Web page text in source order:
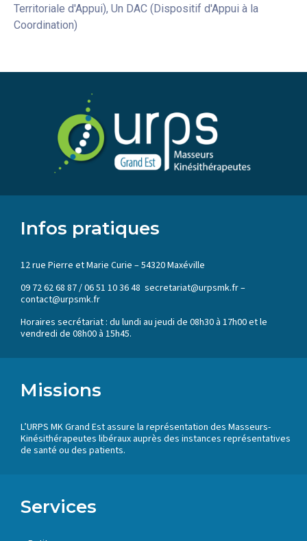
Territoriale d'Appui), Un DAC (Dispositif d'Appui à la
Coordination)
Infos pratiques
12 rue Pierre et Marie Curie – 54320 Maxéville
09 72 62 68 87 / 06 51 10 36 48 secretariat@urpsmk.fr –
contact@urpsmk.fr
Horaires secrétariat : du lundi au jeudi de 08h30 à 17h00 et le
vendredi de 08h00 à 15h45.
Missions
L’URPS MK Grand Est assure la représentation des Masseurs-
Kinésithérapeutes libéraux auprès des instances représentatives
de santé ou des patients.
Services